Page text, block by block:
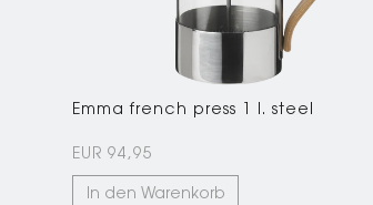
Emma french press 1 l. steel
EUR 94,95
In den Warenkorb